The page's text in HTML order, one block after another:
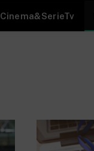
Cinema&SerieTv